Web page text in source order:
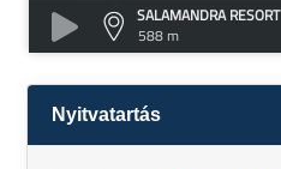
SALAMANDRA RESORT
588 m
Nyitvatartás